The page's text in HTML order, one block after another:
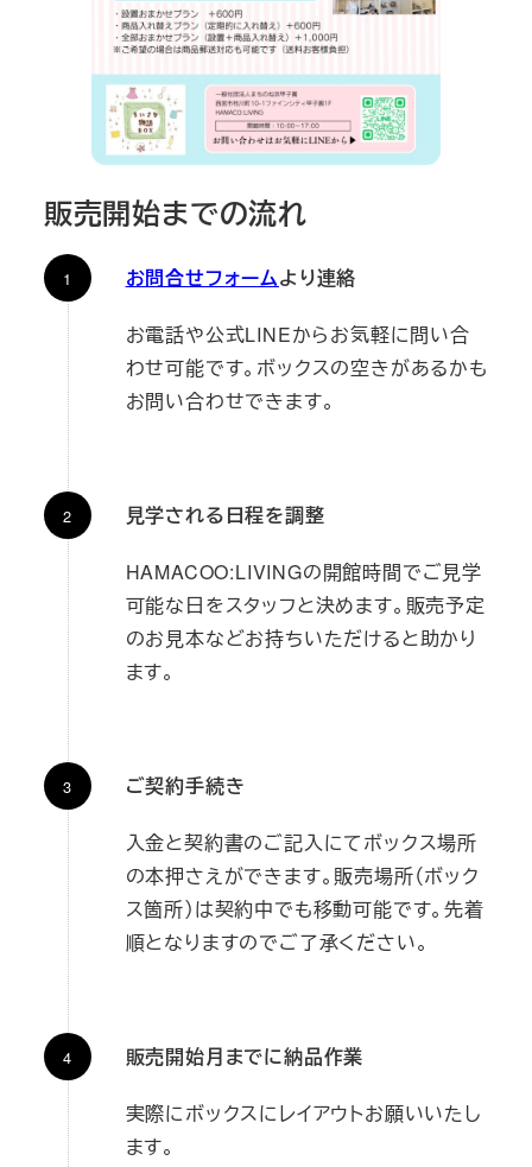
販売開始までの流れ
お問合せフォームより連絡
お電話や公式LINEからお気軽に問い合
わせ可能です。ボックスの空きがあるかも
お問い合わせできます。
見学される日程を調整
HAMACOO:LIVINGの開館時間でご見学
可能な日をスタッフと決めます。販売予定
のお見本などお持ちいただけると助かり
ます。
ご契約手続き
入金と契約書のご記入にてボックス場所
の本押さえができます。販売場所（ボック
ス箇所）は契約中でも移動可能です。先着
順となりますのでご了承ください。
販売開始月までに納品作業
実際にボックスにレイアウトお願いいたし
ます。